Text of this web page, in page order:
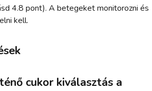
4.8 pont). A betegeket monitorozni és
kell.
cukor kiválasztás a